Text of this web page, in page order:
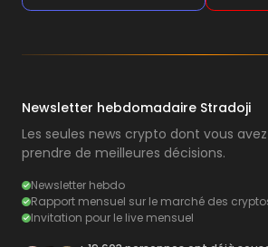
Newsletter hebdomadaire Stradoji
Les seules news crypto dont vous
prendre de meilleures décisions.
Newsletter hebdo
Rapport mensuel sur le marché des
Invitation pour le live mensuel